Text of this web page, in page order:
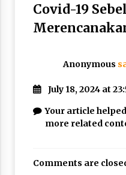
Covid-19
Anonymous
July 18, 2024 at
Your article
more related
Comments are